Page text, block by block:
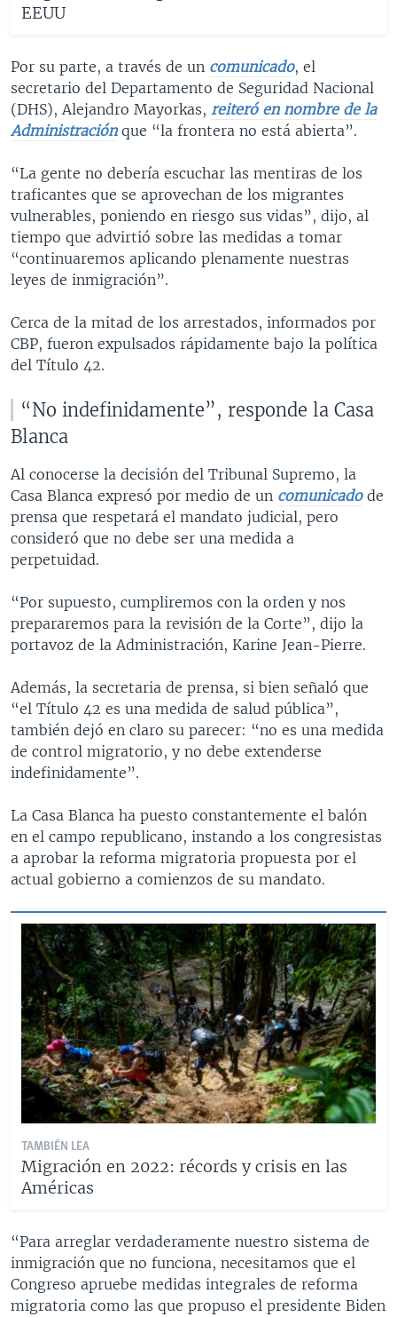
EEUU
Por su parte, a través de un comunicado, el
secretario del Departamento de Seguridad Nacional
(DHS), Alejandro Mayorkas, reiteró en nombre de la
Administraciónque “la frontera no está abierta”.
“La gente no debería escuchar las mentiras de los
traficantes que se aprovechan de los migrantes
vulnerables, poniendo en riesgo sus vidas”, dijo, al
tiempo que advirtió sobre las medidas a tomar
“continuaremos aplicando plenamente nuestras
leyes de inmigración”.
Cerca de la mitad de los arrestados, informados por
CBP, fueron expulsados rápidamente bajo la política
del Título 42.
“No indefinidamente”, responde la Casa
Blanca
Al conocerse la decisión del Tribunal Supremo, la
Casa Blanca expresó por medio de un comunicadode
prensa que respetará el mandato judicial, pero
consideró que no debe ser una medida a
perpetuidad.
“Por supuesto, cumpliremos con la orden y nos
prepararemos para la revisión de la Corte”, dijo la
portavoz de la Administración, Karine Jean-Pierre.
Además, la secretaria de prensa, si bien señaló que
“el Título 42 es una medida de salud pública”,
también dejó en claro su parecer: “no es una medida
de control migratorio, y no debe extenderse
indefinidamente”.
La Casa Blanca ha puesto constantemente el balón
en el campo republicano, instando a los congresistas
a aprobar la reforma migratoria propuesta por el
actual gobierno a comienzos de su mandato.
TAMBIÉN LEA
Migración en 2022: récords y crisis en las
Américas
“Para arreglar verdaderamente nuestro sistema de
inmigración que no funciona, necesitamos que el
Congreso apruebe medidas integrales de reforma
migratoria como las que propuso el presidente Biden